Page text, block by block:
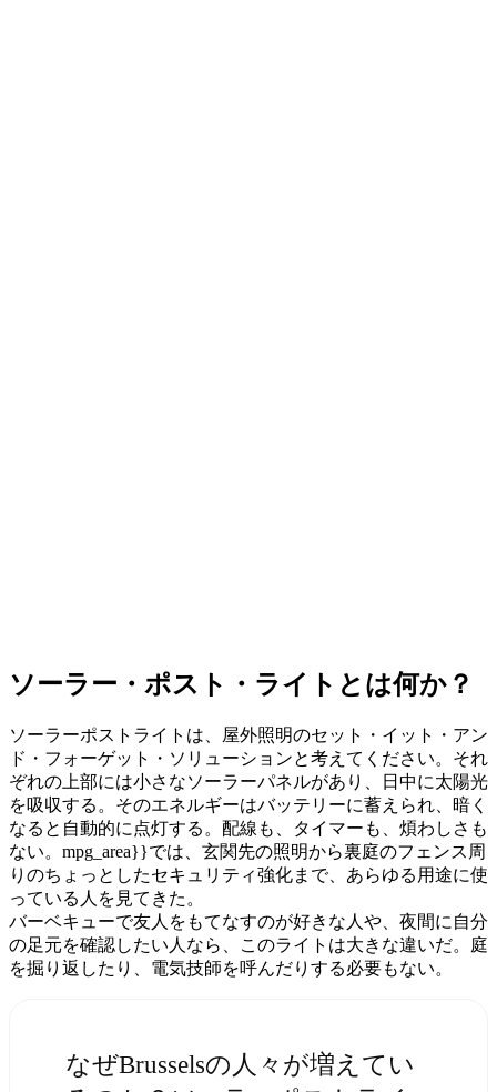
ソーラー・ポスト・ライトとは何か？
ソーラーポストライトは、屋外照明のセット・イット・アン
ド・フォーゲット・ソリューションと考えてください。それ
ぞれの上部には小さなソーラーパネルがあり、日中に太陽光
を吸収する。そのエネルギーはバッテリーに蓄えられ、暗く
なると自動的に点灯する。配線も、タイマーも、煩わしさも
ない。mpg_area}}では、玄関先の照明から裏庭のフェンス周
りのちょっとしたセキュリティ強化まで、あらゆる用途に使
っている人を見てきた。
バーベキューで友人をもてなすのが好きな人や、夜間に自分
の足元を確認したい人なら、このライトは大きな違いだ。庭
を掘り返したり、電気技師を呼んだりする必要もない。
なぜBrusselsの人々が増えてい